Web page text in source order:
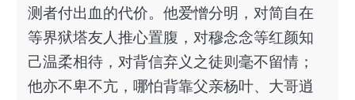
测者付出血的代价。他爱憎分明，对简自在
等界狱塔友人推心置腹，对穆念念等红颜知
己温柔相待，对背信弃义之徒则毫不留情；
他亦不卑不亢，哪怕背靠父亲杨叶、大哥逍